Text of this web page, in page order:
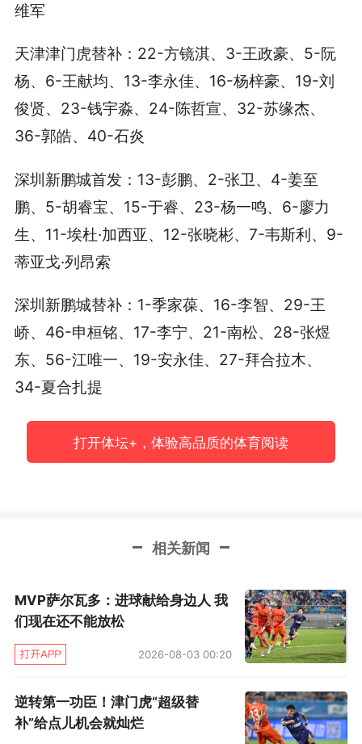
维军
天津津门虎替补：22-方镜淇、3-王政豪、5-阮
杨、6-王献均、13-李永佳、16-杨梓豪、19-刘
俊贤、23-钱宇淼、24-陈哲宣、32-苏缘杰、
36-郭皓、40-石炎
深圳新鹏城首发：13-彭鹏、2-张卫、4-姜至
鹏、5-胡睿宝、15-于睿、23-杨一鸣、6-廖力
生、11-埃杜·加西亚、12-张晓彬、7-韦斯利、9-
蒂亚戈·列昂索
深圳新鹏城替补：1-季家葆、16-李智、29-王
峤、46-申桓铭、17-李宁、21-南松、28-张煜
东、56-江唯一、19-安永佳、27-拜合拉木、
34-夏合扎提
打开体坛+，体验高品质的体育阅读
相关新闻
MVP萨尔瓦多：进球献给身边人 我
们现在还不能放松
2026-08-03 00:20
逆转第一功臣！津门虎“超级替
补”给点儿机会就灿烂